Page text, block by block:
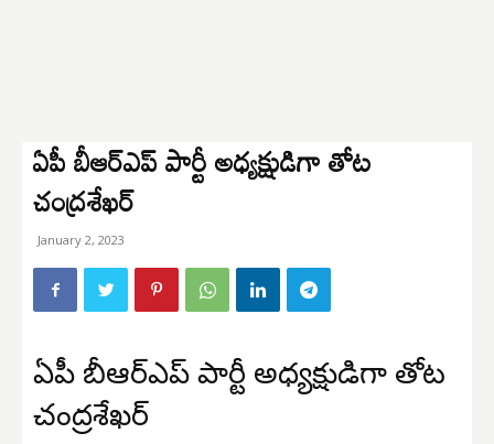
ఏపీ బీఆర్ఎప్ పార్టీ అధ్యక్షుడిగా తోట
చంద్రశేఖర్
January 2, 2023
ఏపీ బీఆర్ఎప్ పార్టీ అధ్యక్షుడిగా తోట
చంద్రశేఖర్